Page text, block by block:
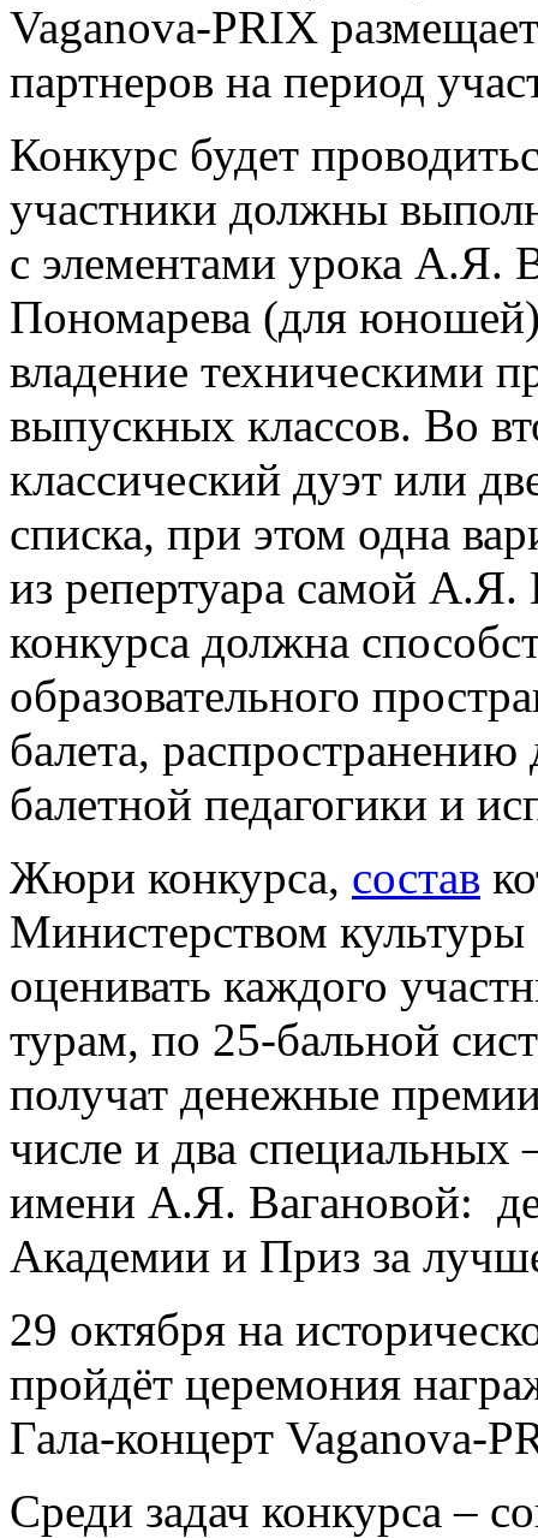
Vaganova-PRIX
партнеров на период
Конкурс будет
участники должны
с элементами урока А.Я.
Пономарева (для
владение техническими
выпускных классов. Во
классический дуэт или
списка, при этом одна
из репертуара самой
конкурса должна
образовательного
балета,
балетной педагогики и
Жюри конкурса, состав
Министерством
оценивать каждого
турам, по 25-бальной
получат денежные
числе и два специальных
имени А.Я. Вагановой:
Академии и Приз за
29 октября на
пройдёт церемония
Гала-концерт Vaganova-
Среди задач конкурса –